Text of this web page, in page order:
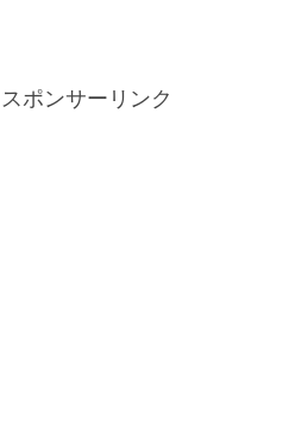
スポンサーリンク